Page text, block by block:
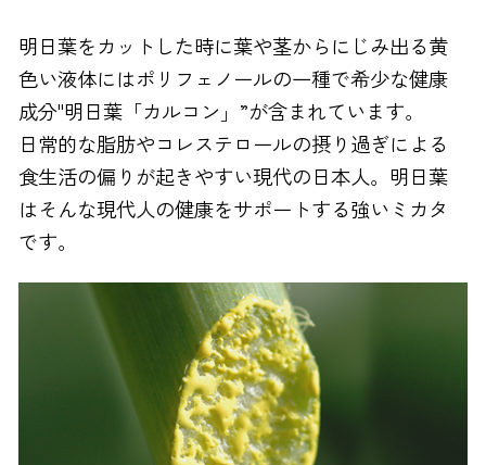
明日葉をカットした時に葉や茎からにじみ出る黄
色い液体にはポリフェノールの一種で希少な健康
成分"明日葉「カルコン」”が含まれています。
日常的な脂肪やコレステロールの摂り過ぎによる
食生活の偏りが起きやすい現代の日本人。明日葉
はそんな現代人の健康をサポートする強いミカタ
です。